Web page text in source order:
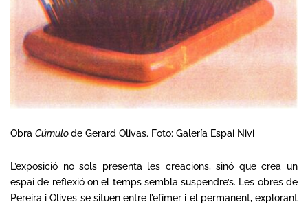
Obra Cúmulode Gerard Olivas. Foto: Galería Espai Nivi
L’exposició no sols presenta les creacions, sinó que crea un
espai de reflexió on el temps sembla suspendre’s. Les obres de
Pereira i Olives se situen entre l’efímer i el permanent, explorant